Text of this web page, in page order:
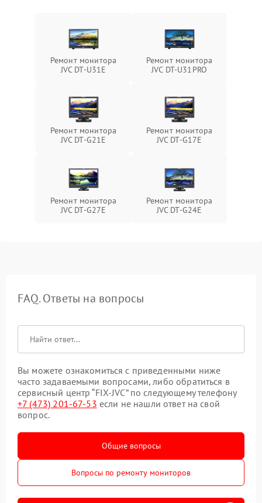
Ремонт монитора
JVC DT-U31E
Ремонт монитора
JVC DT-U31PRO
Ремонт монитора
JVC DT-G21E
Ремонт монитора
JVC DT-G17E
Ремонт монитора
JVC DT-G27E
Ремонт монитора
JVC DT-G24E
FAQ. Ответы на вопросы
Вы можете ознакомиться с приведенными ниже
часто задаваемыми вопросами, либо обратиться в
сервисный центр “FIX-JVC” по следующему телефону
+7 (473) 201-67-53 если не нашли ответ на свой
вопрос.
Общие вопросы
Вопросы по ремонту мониторов